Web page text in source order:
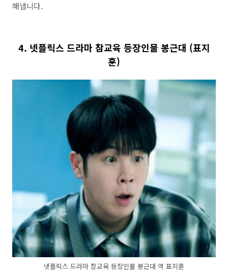
해냅니다.
4. 넷플릭스 드라마 참교육 등장인물 봉근대 (표지
훈)
넷플릭스 드라마 참교육 등장인물 봉근대 역 표지훈